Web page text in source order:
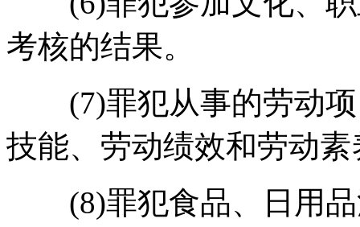
考核的结果。
(7)罪犯从事的劳动项
技能、劳动绩效和劳动
(8)罪犯食品、日用品